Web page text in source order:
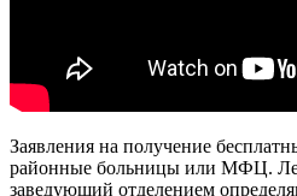
Заявления на получение
районные больницы или МФЦ.
заведующий отделением